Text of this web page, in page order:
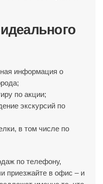
информация о
по акции;
экскурсий по
в том числе по
по телефону,
приезжайте в офис – и